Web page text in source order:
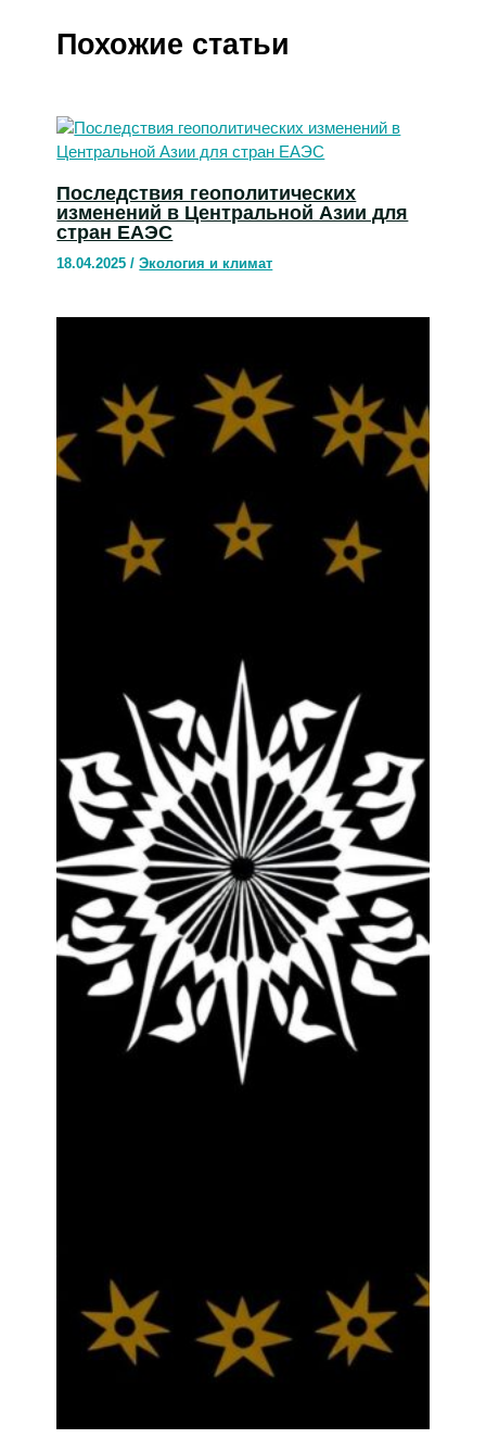
Похожие статьи
Последствия геополитических
изменений в Центральной Азии для
стран ЕАЭС
18.04.2025/Экология и климат